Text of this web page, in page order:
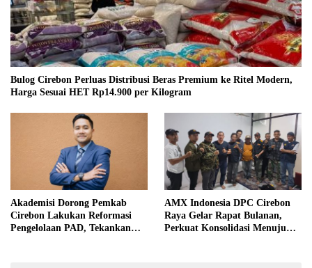
Bulog Cirebon Perluas Distribusi Beras Premium ke Ritel Modern,
Harga Sesuai HET Rp14.900 per Kilogram
Akademisi Dorong Pemkab
Cirebon Lakukan Reformasi
Pengelolaan PAD, Tekankan
AMX Indonesia DPC Cirebon
Raya Gelar Rapat Bulanan,
Perkuat Konsolidasi Menuju